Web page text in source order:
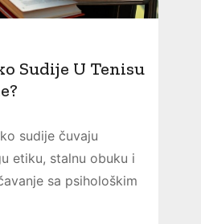
Sudije U Tenisu
sudije čuvaju
etiku, stalnu obuku i
sa psihološkim